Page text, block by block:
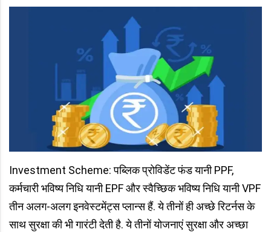
Investment Scheme: पब्लिक प्रोविडेंट फंड यानी PPF,
कर्मचारी भविष्य निधि यानी EPF और स्वैच्छिक भविष्य निधि यानी VPF
तीन अलग-अलग इनवेस्टमेंट्स प्लान्स हैं. ये तीनों ही अच्छे रिटर्नस के
साथ सुरक्षा की भी गारंटी देती है. ये तीनों योजनाएं सुरक्षा और अच्छा